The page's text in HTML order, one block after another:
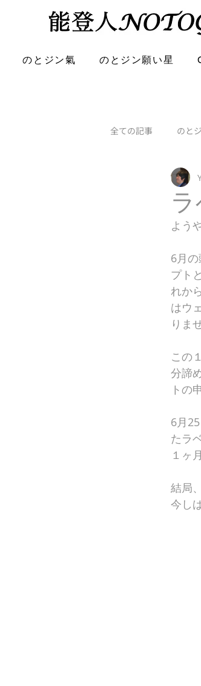
のとジン氣 のとジン願い星
全ての記事 のと
よう
6月
プト
れか
はウ
りま
この
分諦
トの
6月
たラ
１ヶ
結局
今し